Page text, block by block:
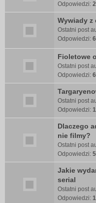
Odpowiedzi:
Wywiady z
Ostatni post
Odpowiedzi:
Fioletowe
Ostatni post
Odpowiedzi: 6
Ostatni post
Odpowiedzi:
Dlaczego
nie filmy?
Ostatni post
Odpowiedzi: 5
Jakie
serial
Ostatni post
Odpowiedzi: